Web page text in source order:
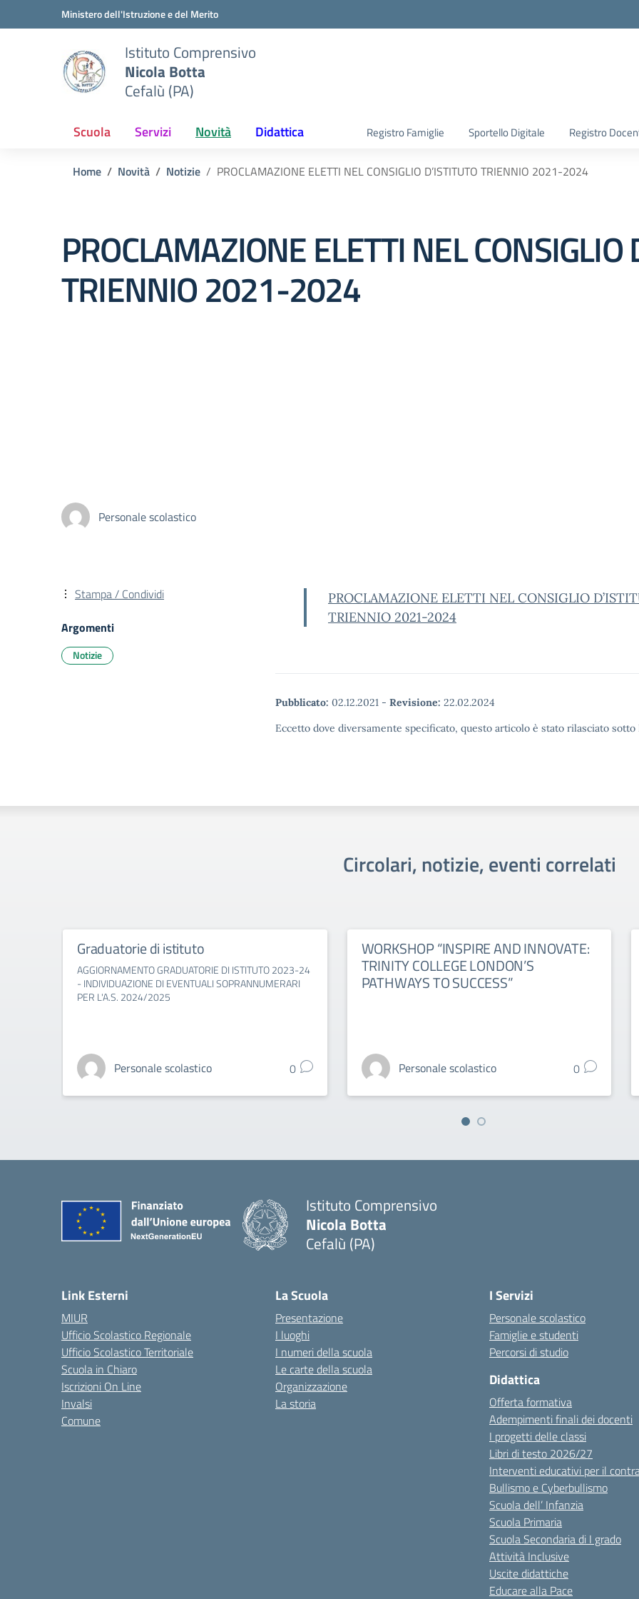
Vai ai contenuti
Vai al menu di navigazioneMinistero dell'Istruzione e del Merito
Istituto Comprensivo
Nicola Botta
Cefalù (PA)
Scuola Servizi Novità Didattica Registro Famiglie Sportello Digitale Registro
Home Novità Notizie PROCLAMAZIONE ELETTI NEL CONSIGLIO D’ISTITUTO TRIENNIO 2021-2024
PROCLAMAZIONE ELETTI NEL CONSIGLIO
TRIENNIO 2021-2024
Personale scolastico
PROCLAMAZIONE ELETTI NEL CONSIGLIO
TRIENNIO 2021-2024
Pubblicato: 02.12.2021 - Revisione: 22.02.2024
Eccetto dove diversamente specificato, questo articolo è stato rilasciato
Stampa / Condividi
Argomenti
Notizie
Circolari, notizie, eventi correlati
Graduatorie di istituto
AGGIORNAMENTO GRADUATORIE DI ISTITUTO 2023-24
- INDIVIDUAZIONE DI EVENTUALI SOPRANNUMERARI
PER L'A.S. 2024/2025
Personale scolastico 0
WORKSHOP “INSPIRE AND INNOVATE:
TRINITY COLLEGE LONDON’S
PATHWAYS TO SUCCESS”
Personale scolastico 0
Istituto Comprensivo
Nicola Botta
Cefalù (PA)
Link Esterni
MIUR
Ufficio Scolastico Regionale
Ufficio Scolastico Territoriale
Scuola in Chiaro
Iscrizioni On Line
Invalsi
Comune
La Scuola
Presentazione
I luoghi
I numeri della scuola
Le carte della scuola
Organizzazione
La storia
I Servizi
Personale scolastico
Famiglie e studenti
Percorsi di studio
Didattica
Offerta formativa
Adempimenti finali dei docenti
I progetti delle classi
Libri di testo 2026/27
Interventi educativi per il
Bullismo e Cyberbullismo
Scuola dell’ Infanzia
Scuola Primaria
Scuola Secondaria di I grado
Attività Inclusive
Uscite didattiche
Educare alla Pace